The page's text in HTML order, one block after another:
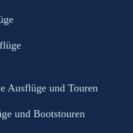
Ausflüge und Touren
und Bootstouren